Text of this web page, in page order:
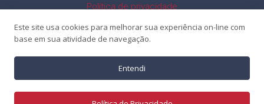
Política de privacidade
© 2026 Acelera RH - Desenvolvido porBrandit
Este site usa cookies para melhorar sua experiência on-line com
base em sua atividade de navegação.
Entendi